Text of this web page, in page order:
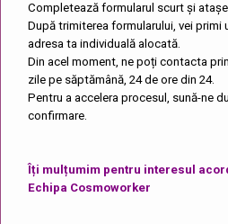
Completează formularul scurt și
După trimiterea formularului, vei primi
adresa ta individuală alocată.
Din acel moment, ne poți contacta
zile pe săptămână, 24 de ore din 24.
Pentru a accelera procesul, sună-ne
confirmare.
Îți mulțumim pentru interesul
Echipa Cosmoworker